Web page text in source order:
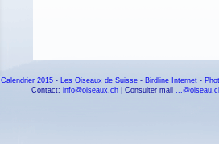
Calendrier 2015 - Les Oiseaux de Suisse - Birdline Internet -
Contact: info@oiseaux.ch | Consulter mail